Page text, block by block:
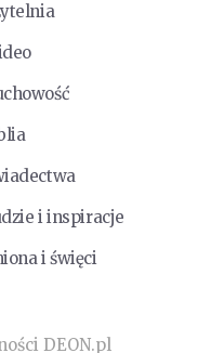
i inspiracje
i święci
DEON.pl